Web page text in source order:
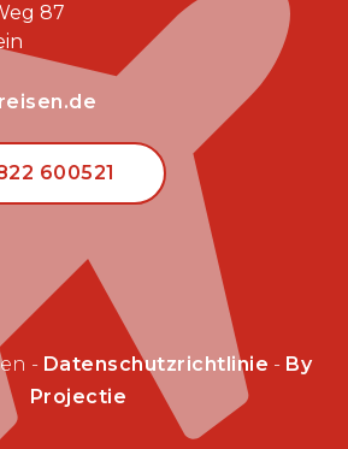
87
600521
- Datenschutzrichtlinie - By
Projectie